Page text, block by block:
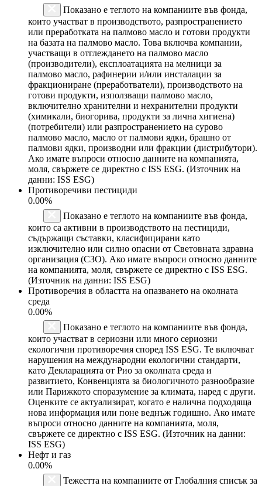
Показано е теглото на компаниите във фонда,
които участват в производството, разпространението
или преработката на палмово масло и готови продукти
на базата на палмово масло. Това включва компании,
участващи в отглеждането на палмово масло
(производители), експлоатацията на мелници за
палмово масло, рафинерии и/или инсталации за
фракциониране (преработватели), производството на
готови продукти, използващи палмово масло,
включително хранителни и нехранителни продукти
(химикали, биогорива, продукти за лична хигиена)
(потребители) или разпространението на сурово
палмово масло, масло от палмови ядки, брашно от
палмови ядки, производни или фракции (дистрибутори).
Ако имате въпроси относно данните на компанията,
моля, свържете се директно с ISS ESG. (Източник на
данни: ISS ESG)
Противоречиви пестициди
0.00%
Показано е теглото на компаниите във фонда,
които са активни в производството на пестициди,
съдържащи съставки, класифицирани като
изключително или силно опасни от Световната здравна
организация (СЗО). Ако имате въпроси относно данните
на компанията, моля, свържете се директно с ISS ESG.
(Източник на данни: ISS ESG)
Противоречия в областта на опазването на околната
среда
0.00%
Показано е теглото на компаниите във фонда,
които участват в сериозни или много сериозни
екологични противоречия според ISS ESG. Те включват
нарушения на международни екологични стандарти,
като Декларацията от Рио за околната среда и
развитието, Конвенцията за биологичното разнообразие
или Парижкото споразумение за климата, наред с други.
Оценките се актуализират, когато е налична подходяща
нова информация или поне веднъж годишно. Ако имате
въпроси относно данните на компанията, моля,
свържете се директно с ISS ESG. (Източник на данни:
ISS ESG)
Нефт и газ
0.00%
Тежестта на компаниите от Глобалния списък за